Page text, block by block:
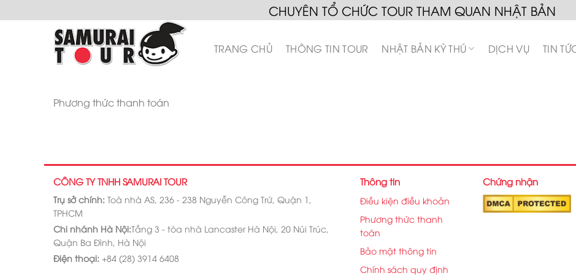
to
CHUYÊN TỔ CHỨC TOUR THAM QUAN NHẬT BẢN
TRANG CHỦ THÔNG TIN TOUR NHẬT BẢN KỲ THÚ DỊCH VỤ TIN
Phương thức thanh toán
CÔNG TY TNHH SAMURAI TOUR
Trụ sở chính: Toà nhà AS, 236 - 238 Nguyễn Công Trứ, Quận 1,
TPHCM
Chi nhánh Hà Nội:Tầng 3 - tòa nhà Lancaster Hà Nội, 20 Núi Trúc,
Quận Ba Đình, Hà Nội
Điện thoại: +84 (28) 3914 6408
Thông tin
Điều kiện điều khoản
Phương thức thanh
toán
Bảo mật thông tin
Chính sách quy định
Chứng nhận